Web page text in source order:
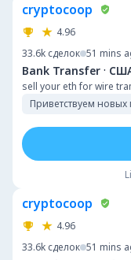
cryptocoop
4.96
33.6k сделок 51 mins
Bank Transfer ·
sell your eth for wire
Приветствуем новых
cryptocoop
4.96
33.6k сделок 51 mins